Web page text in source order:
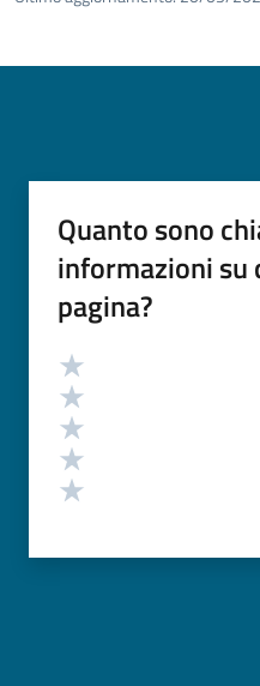
Quanto sono
informazioni su
pagina?
Valutazione